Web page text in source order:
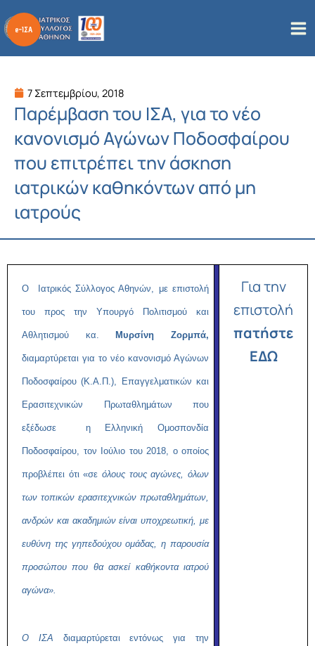
στο
περιεχόμενο
7 Σεπτεμβρίου, 2018
Παρέμβαση του ΙΣΑ, για το νέο
κανονισμό Αγώνων Ποδοσφαίρου
που επιτρέπει την άσκηση
ιατρικών καθηκόντων από μη
ιατρούς
Ο Ιατρικός Σύλλογος Αθηνών, με επιστολή
του προς την Υπουργό Πολιτισμού και
Αθλητισμού κα. Μυρσίνη Ζορμπά,
διαμαρτύρεται για το νέο κανονισμό Αγώνων
Ποδοσφαίρου (Κ.Α.Π.), Επαγγελματικών και
Ερασιτεχνικών Πρωταθλημάτων που
εξέδωσε η Ελληνική Ομοσπονδία
Ποδοσφαίρου, τον Ιούλιο του 2018, ο οποίος
προβλέπει ότι «σε όλους τους αγώνες, όλων
των τοπικών ερασιτεχνικών πρωταθλημάτων,
ανδρών και ακαδημιών είναι υποχρεωτική, με
ευθύνη της γηπεδούχου ομάδας, η παρουσία
προσώπου που θα ασκεί καθήκοντα ιατρού
αγώνα».
Ο ΙΣΑ διαμαρτύρεται εντόνως για την
Για την
επιστολή
πατήστε
ΕΔΩ